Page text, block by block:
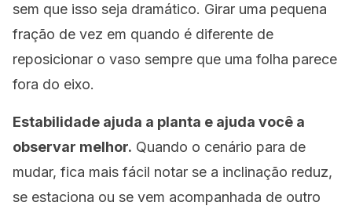
sem que isso seja dramático. Girar uma pequena
fração de vez em quando é diferente de
reposicionar o vaso sempre que uma folha parece
fora do eixo.
Estabilidade ajuda a planta e ajuda você a
observar melhor. Quando o cenário para de
mudar, fica mais fácil notar se a inclinação reduz,
se estaciona ou se vem acompanhada de outro